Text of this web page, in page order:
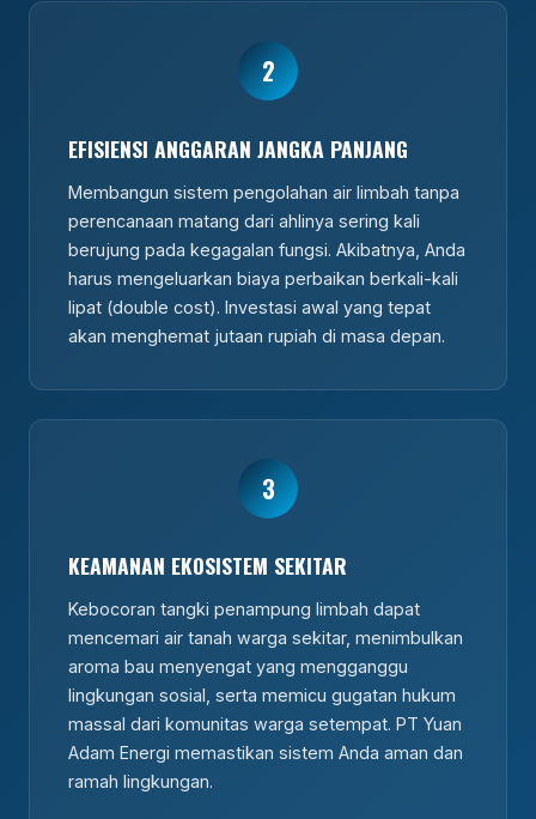
2
EFISIENSI ANGGARAN JANGKA PANJANG
Membangun sistem pengolahan air limbah tanpa
perencanaan matang dari ahlinya sering kali
berujung pada kegagalan fungsi. Akibatnya, Anda
harus mengeluarkan biaya perbaikan berkali-kali
lipat (double cost). Investasi awal yang tepat
akan menghemat jutaan rupiah di masa depan.
3
KEAMANAN EKOSISTEM SEKITAR
Kebocoran tangki penampung limbah dapat
mencemari air tanah warga sekitar, menimbulkan
aroma bau menyengat yang mengganggu
lingkungan sosial, serta memicu gugatan hukum
massal dari komunitas warga setempat. PT Yuan
Adam Energi memastikan sistem Anda aman dan
ramah lingkungan.